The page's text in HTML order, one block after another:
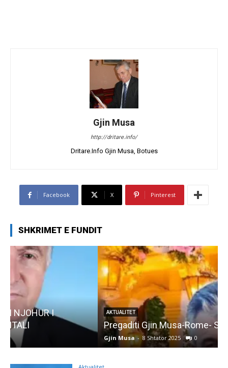
Gjin Musa
http://dritare.info/
Dritare.Info Gjin Musa, Botues
Facebook X Pinterest
SHKRIMET E FUNDIT
AKTUALITET
Pregaditi Gjin Musa-Rome- Shtator 2025
Gjin Musa 0